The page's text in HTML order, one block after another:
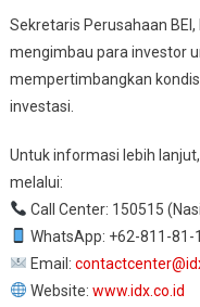
Sekretaris Perusahaan
mengimbau para investor
mempertimbangkan
investasi.
Untuk informasi lebih
melalui:
Call Center: 150515
WhatsApp: +62-811-81-
Email:
Website: www.idx.co.id